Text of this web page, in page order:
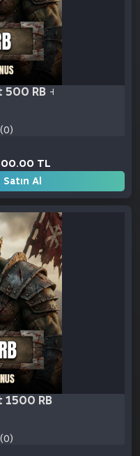
RB + 150 RB Bonus
(0)
TL
Satın Al
RB + 500 RB
(0)